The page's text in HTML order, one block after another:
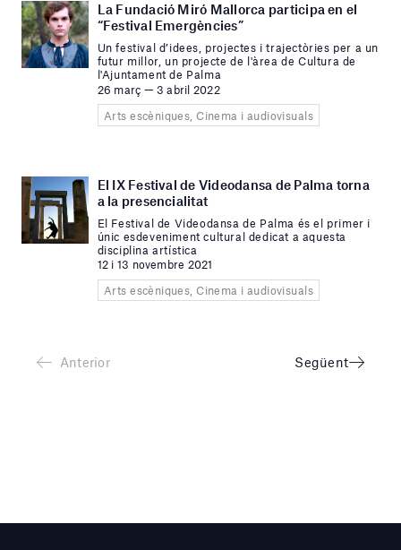
La Fundació Miró Mallorca participa en el
“Festival Emergències”
Un festival d’idees, projectes i trajectòries per a un
futur millor, un projecte de l'àrea de Cultura de
l'Ajuntament de Palma
26 març — 3 abril 2022
Arts escèniques, Cinema i audiovisuals
El IX Festival de Videodansa de Palma torna
a la presencialitat
El Festival de Videodansa de Palma és el primer i
únic esdeveniment cultural dedicat a aquesta
disciplina artística
12 i 13 novembre 2021
Arts escèniques, Cinema i audiovisuals
Anterior Següent